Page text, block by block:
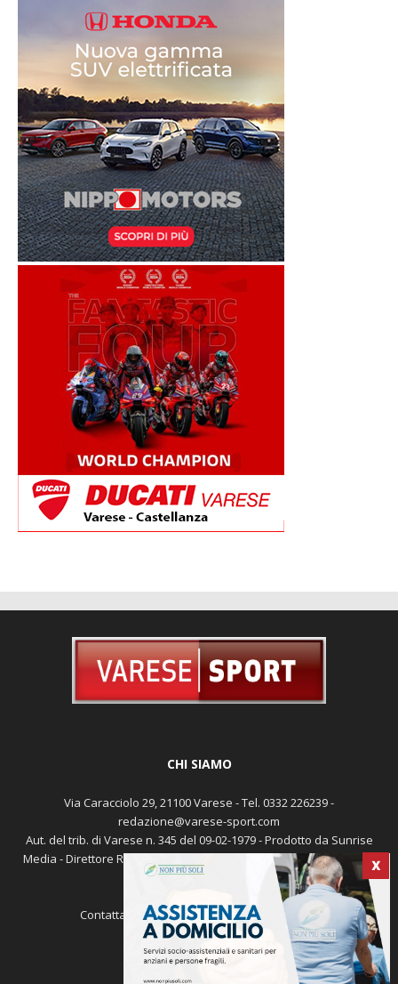
X
CHI SIAMO
Via Caracciolo 29, 21100 Varese - Tel. 0332 226239 -
redazione@varese-sport.com
Aut. del trib. di Varese n. 345 del 09-02-1979 - Prodotto da Sunrise
Media - Direttore Responsabile: Michele Marocco -Cookie policy
Pubblicità
Contattaci: redazione@varese-sport.com
SEGUICI